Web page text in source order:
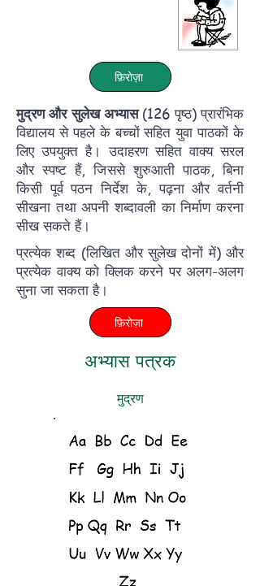
फ़िरोज़ा
मुद्रण और सुलेख अभ्यास(126 पृष्ठ) प्रारंभिक
विद्यालय से पहले के बच्चों सहित युवा पाठकों के
लिए उपयुक्त है। उदाहरण सहित वाक्य सरल
और स्पष्ट हैं, जिससे शुरुआती पाठक, बिना
किसी पूर्व पठन निर्देश के, पढ़ना और वर्तनी
सीखना तथा अपनी शब्दावली का निर्माण करना
सीख सकते हैं।
प्रत्येक शब्द (लिखित और सुलेख दोनों में) और
प्रत्येक वाक्य को क्लिक करने पर अलग-अलग
सुना जा सकता है।
फ़िरोज़ा
अभ्यास पत्रक
मुद्रण